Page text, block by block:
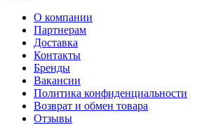
О компании
Партнерам
Доставка
Контакты
Бренды
Вакансии
Политика конфиденциальности
Возврат и обмен товара
Отзывы